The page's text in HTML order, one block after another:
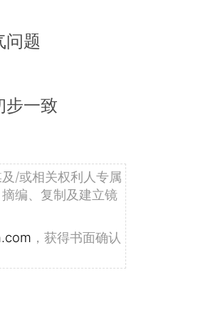
问题
步一致
/或相关权利人专属
编、复制及建立镜
，获得书面确认